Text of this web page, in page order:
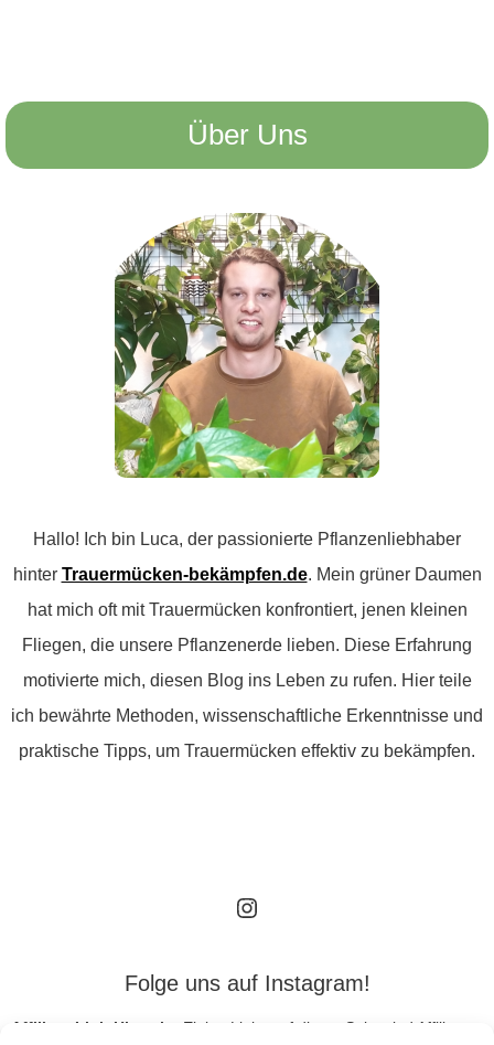
Über Uns
Hallo! Ich bin Luca, der passionierte Pflanzenliebhaber
hinter Trauermücken-bekämpfen.de. Mein grüner Daumen
hat mich oft mit Trauermücken konfrontiert, jenen kleinen
Fliegen, die unsere Pflanzenerde lieben. Diese Erfahrung
motivierte mich, diesen Blog ins Leben zu rufen. Hier teile
ich bewährte Methoden, wissenschaftliche Erkenntnisse und
praktische Tipps, um Trauermücken effektiv zu bekämpfen.
Folge uns auf Instagram!
Affiliate-Link-Hinweis: Einige Links auf dieser Seite sind Affiliate-